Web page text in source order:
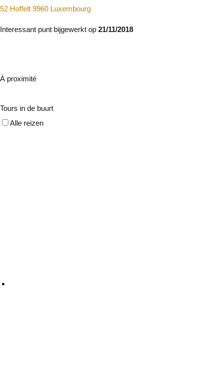
52 Hoffelt 9960 Luxembourg
Interessant punt bijgewerkt op 21/11/2018
À proximité
Tours in de buurt
Alle reizen